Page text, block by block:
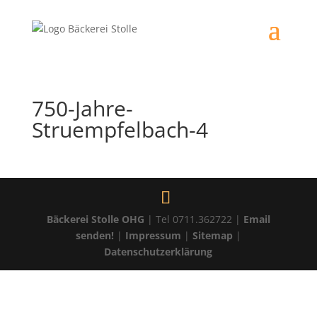
750-Jahre-
Struempfelbach-4
Bäckerei Stolle OHG | Tel 0711.362722 | Email
senden! | Impressum | Sitemap |
Datenschutzerklärung